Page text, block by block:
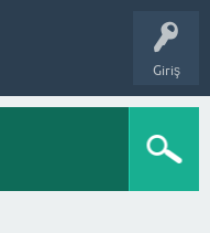
Giriş